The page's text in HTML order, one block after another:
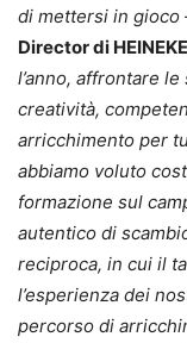
di mettersi in gioco
Director di
l’anno, affrontare
creatività,
arricchimento per
abbiamo voluto
formazione sul
autentico di
reciproca, in cui il
l’esperienza dei
percorso di